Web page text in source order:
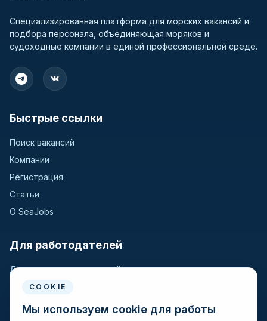
Специализированная платформа для морских вакансий и
подбора персонала, объединяющая моряков и
судоходные компании в единой профессиональной среде.
Быстрые ссылки
Поиск вакансий
Компании
Регистрация
Статьи
О SeaJobs
Для работодателей
Для крюинговых компаний
Разместить вакансию
Поиск кандидатов
COOKIE
Мы используем cookie для работы